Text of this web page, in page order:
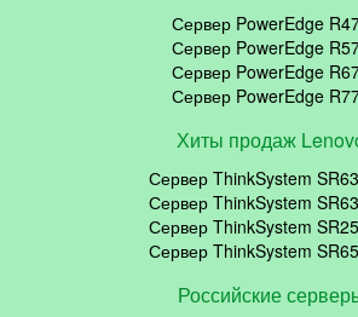
Сервер PowerEdge
Сервер PowerEdge
Сервер PowerEdge
Сервер PowerEdge
Хиты продаж
Сервер ThinkSystem
Сервер ThinkSystem
Сервер ThinkSystem
Сервер ThinkSystem
Российские